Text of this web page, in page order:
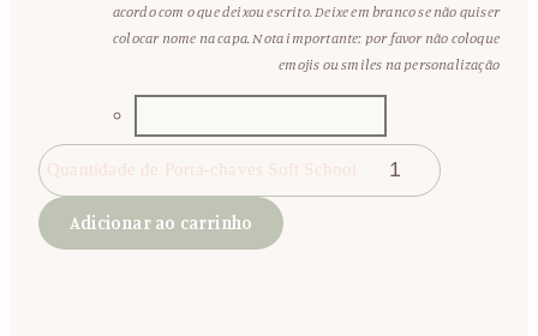
acordo com o que deixou escrito. Deixe em branco se não quiser
colocar nome na capa. Nota importante: por favor não coloque
emojis ou smiles na personalização
Quantidade de Porta-chaves Soft School
Adicionar ao carrinho